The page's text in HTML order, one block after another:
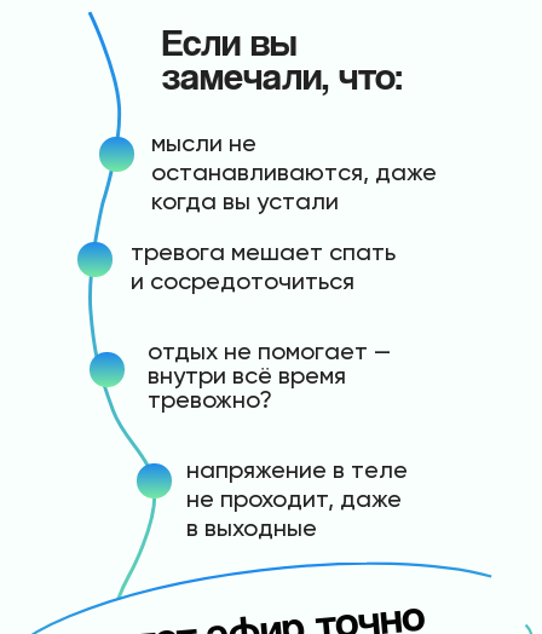
Если вы
замечали, что:
мысли не
останавливаются, даже
когда вы устали
напряжение в теле
не проходит, даже
в выходные
отдых не помогает —
внутри всё время
тревожно?
тревога мешает спать
и сосредоточиться